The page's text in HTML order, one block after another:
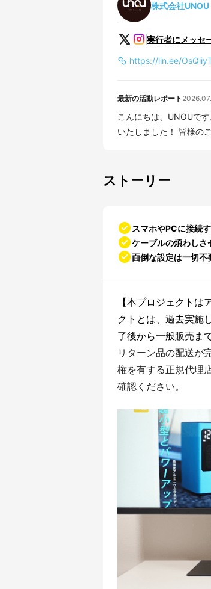
株式会社UNOU
実行者にメッセ
https://lin.ee/
最新の活動レポート
こんにちは、UNOUで
いたしました！ 皆様の
ストーリー
スマホやPCに接続
ケーブルの煩わしさ
面倒な設定は一切不
【本プロジェクト
クトとは、過去実施
了後から一般販売ま
リターン品の配送が
権を有する正規代理
確認ください。